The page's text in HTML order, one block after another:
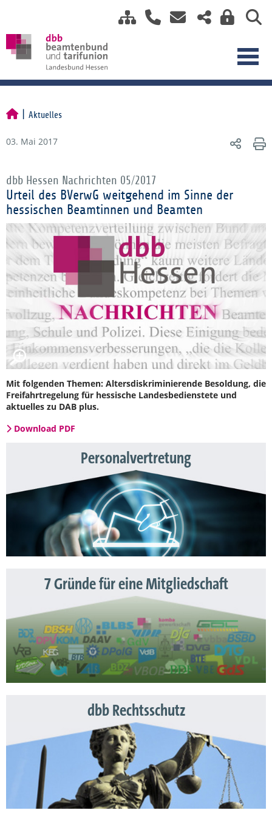
Aktuelles
03. Mai 2017
dbb Hessen Nachrichten 05/2017
Urteil des BVerwG weitgehend im Sinne der
hessischen Beamtinnen und Beamten
Mit folgenden Themen: Altersdiskriminierende Besoldung, die
Freifahrtregelung für hessische Landesbedienstete und
aktuelles zu DAB plus.
Download PDF
Personalvertretung
7 Gründe für eine Mitgliedschaft
dbb Rechtsschutz